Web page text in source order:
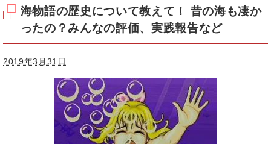
海物語の歴史について教えて！ 昔の海も凄か
ったの？みんなの評価、実践報告など
2019年3月31日